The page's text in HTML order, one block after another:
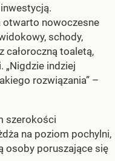
otwarto nowoczesne
schody,
całoroczną toaletą,
„Nigdzie indziej
rozwiązania” –
szerokości
na poziom pochylni,
osoby poruszające się